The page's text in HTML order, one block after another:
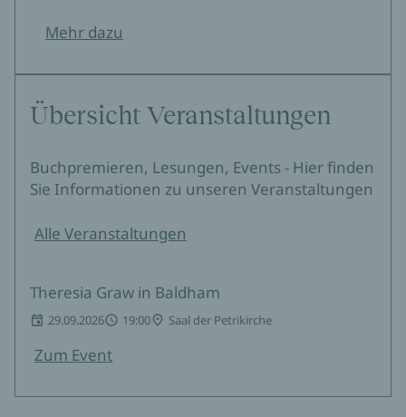
Mehr dazu
Übersicht Veranstaltungen
Buchpremieren, Lesungen, Events - Hier finden
Sie Informationen zu unseren Veranstaltungen
Alle Veranstaltungen
Theresia Graw in Baldham
29.09.2026 19:00 Saal der Petrikirche
Zum Event